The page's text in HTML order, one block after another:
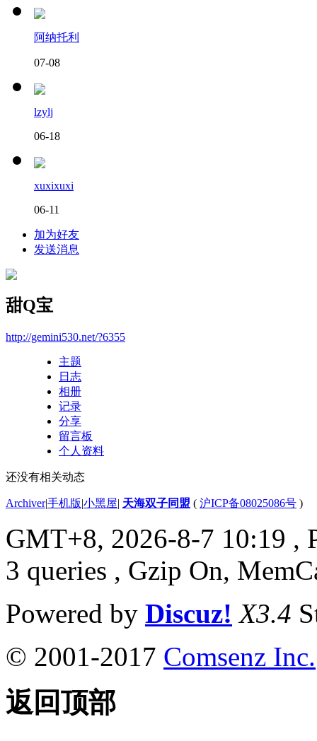
阿纳托利
07-08
lzylj
06-18
xuxixuxi
06-11
加为好友
发送消息
甜Q宝
http://gemini530.net/?6355
主题
日志
相册
记录
分享
留言板
个人资料
还没有相关动态
Archiver|手机版|小黑屋| 天海双子同盟 ( 沪ICP备08025086号 )
GMT+8, 2026-8-7 10:19 ,
3 queries , Gzip On,
Powered by Discuz! X3.4
© 2001-2017 Comsenz Inc.
返回顶部